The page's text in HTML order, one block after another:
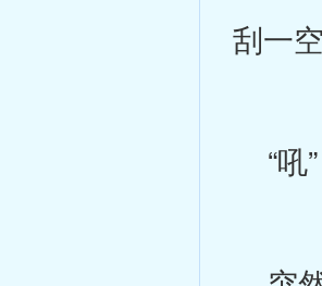
刮一
“吼”